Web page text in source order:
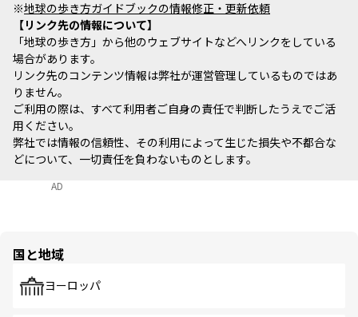
※地球の歩き方ガイドブックの情報修正・更新依頼
リンク先の情報について
「地球の歩き方」から他のウェブサイトなどへリンクをしている
場合があります。
リンク先のコンテンツ情報は弊社が運営管理しているものではあ
りません。
ご利用の際は、すべて利用者ご自身の責任で判断したうえでご活
用ください。
弊社では情報の信頼性、その利用によって生じた損失や不都合な
どについて、一切責任を負わないものとします。
AD
国と地域
ヨーロッパ